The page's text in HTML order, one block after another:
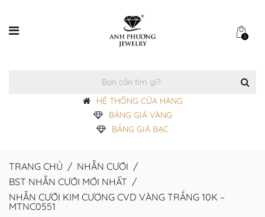
0
HỆ THỐNG CỬA HÀNG
BẢNG GIÁ VÀNG
BẢNG GIÁ BẠC
TRANG CHỦ / NHẪN CƯỚI /
BST NHẪN CƯỚI MỚI NHẤT /
NHẪN CƯỚI KIM CƯƠNG CVD VÀNG TRẮNG 10K –
MTNC0551